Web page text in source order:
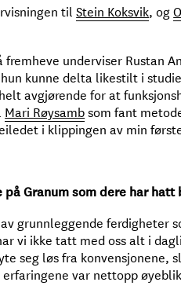
tilStein Koksvik, og
fremheve underviser Rustan
kunne delta likestilt i
avgjørende for at
Mari Røysambsom fant
i klippingen av min
Granum som dere har hatt
grunnleggende ferdigheter
vi ikke tatt med oss alt i
seg løs fra konvensjonene,
var nettopp